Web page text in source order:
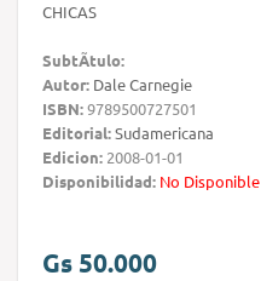
CHICAS
SubtÃ­tulo:
Autor: Dale Carnegie
ISBN:9789500727501
Editorial:Sudamericana
Edicion: 2008-01-01
Disponibilidad: No Disponible
Gs 50.000